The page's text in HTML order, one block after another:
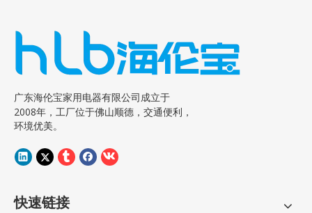
广东海伦宝家用电器有限公司成立于
2008年，工厂位于佛山顺德，交通便利，
环境优美。
快速链接